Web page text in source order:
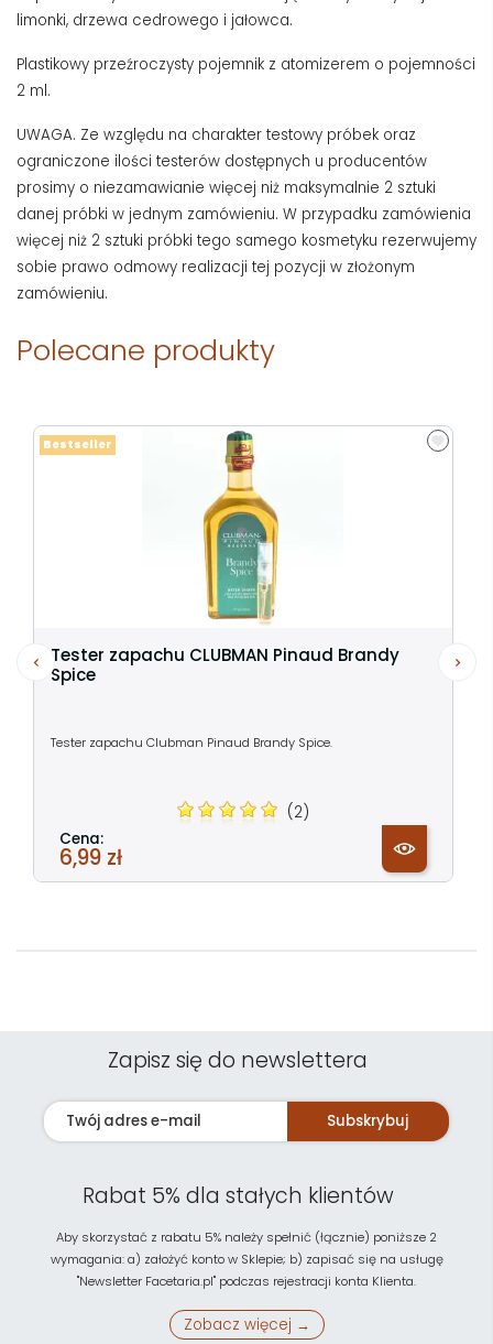
limonki, drzewa cedrowego i jałowca.
Plastikowy przeźroczysty pojemnik z atomizerem o pojemności
2 ml.
UWAGA. Ze względu na charakter testowy próbek oraz
ograniczone ilości testerów dostępnych u producentów
prosimy o niezamawianie więcej niż maksymalnie 2 sztuki
danej próbki w jednym zamówieniu. W przypadku zamówienia
więcej niż 2 sztuki próbki tego samego kosmetyku rezerwujemy
sobie prawo odmowy realizacji tej pozycji w złożonym
zamówieniu.
Polecane produkty
Tester zapachu CLUBMAN Pinaud Brandy
Spice
Tester zapachu Clubman Pinaud Brandy Spice.
(2)
Cena:
6,99 zł
Bestseller
Zapisz się do newslettera
Subskrybuj
Rabat 5% dla stałych klientów
Aby skorzystać z rabatu 5% należy spełnić (łącznie) poniższe 2
wymagania: a) założyć konto w Sklepie; b) zapisać się na usługę
"Newsletter Facetaria.pl" podczas rejestracji konta Klienta.
Zobacz więcej →